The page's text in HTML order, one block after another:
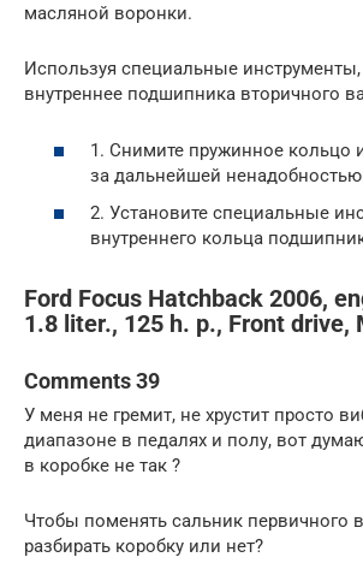
масляной воронки.
Используя специальные
внутреннее подшипника вторичного
1. Снимите пружинное кольцо
за дальнейшей
2. Установите специальные
внутреннего кольца
Ford Focus Hatchback 2006,
1.8 liter., 125 h. p., Front drive,
Comments 39
У меня не гремит, не хрустит просто
диапазоне в педалях и полу, вот
в коробке не так ?
Чтобы поменять сальник первичного
разбирать коробку или нет?